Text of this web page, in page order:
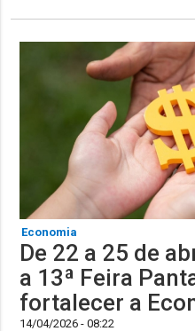
Economia
De 22 a 25 de
a 13ª Feira
fortalecer a
14/04/2026 - 08:22